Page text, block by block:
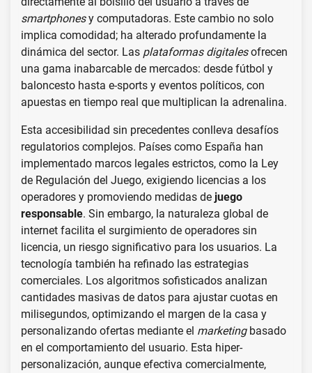
smartphonesy computadoras. Este cambio no solo
implica comodidad; ha alterado profundamente la
dinámica del sector. Las plataformas digitalesofrecen
una gama inabarcable de mercados: desde fútbol y
baloncesto hasta e-sports y eventos políticos, con
apuestas en tiempo real que multiplican la adrenalina.
Esta accesibilidad sin precedentes conlleva desafíos
regulatorios complejos. Países como España han
implementado marcos legales estrictos, como la Ley
de Regulación del Juego, exigiendo licencias a los
operadores y promoviendo medidas de juego
responsable. Sin embargo, la naturaleza global de
internet facilita el surgimiento de operadores sin
licencia, un riesgo significativo para los usuarios. La
tecnología también ha refinado las estrategias
comerciales. Los algoritmos sofisticados analizan
cantidades masivas de datos para ajustar cuotas en
milisegundos, optimizando el margen de la casa y
personalizando ofertas mediante el marketingbasado
en el comportamiento del usuario. Esta hiper-
personalización, aunque efectiva comercialmente,